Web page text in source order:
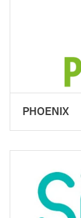
PHOENIX